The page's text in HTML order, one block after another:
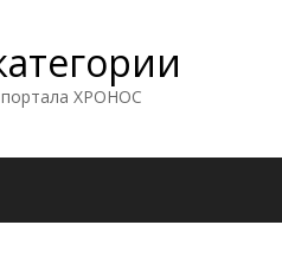
портала ХРОНОС